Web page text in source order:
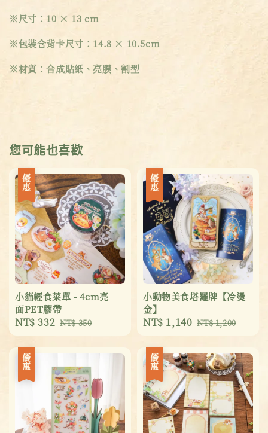
※尺寸：10 × 13 cm
※包裝含背卡尺寸：14.8 × 10.5cm
※材質：合成貼紙、亮膜、割型
您可能也喜歡
優惠
小貓輕食菜單 - 4cm亮
面PET膠帶
Sale
price
NT$ 332 Regular
NT$ 350
優惠
小動物美食塔羅牌【冷燙
金】
Sale
price
NT$ 1,140 Regular
NT$ 1,200
優惠 優惠